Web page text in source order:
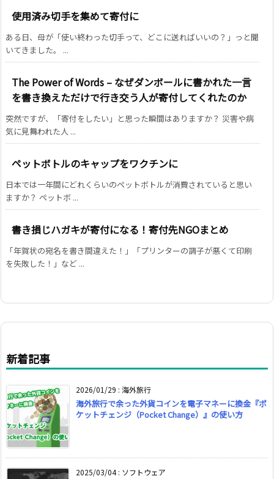
使用済み切手を集めて寄付に
ある日、母が「使い終わった切手って、どこに送ればいいの？」っと聞
いてきました。 ...
The Power of Words – なぜダンボールに書かれた一言
を書き換えただけで行き交う人が寄付してくれたのか
突然ですが、「寄付をしたい」と思った瞬間はありますか？ 災害や病
気に見舞われた人 ...
ペットボトルのキャップをワクチンに
日本では一年間にどれくらいのペットボトルが消費されていると思い
ますか？ ペットボ ...
書き損じハガキが寄付になる！寄付先NGOまとめ
「年賀状の宛名を書き間違えた！」「プリンターの調子が悪くて印刷
を失敗した！」など ...
新着記事
2026/01/29 : 海外旅行
海外旅行で余った外貨コインを電子マネーに換金『ポ
ケットチェンジ（Pocket Change）』の使い方
2025/03/04: ソフトウェア